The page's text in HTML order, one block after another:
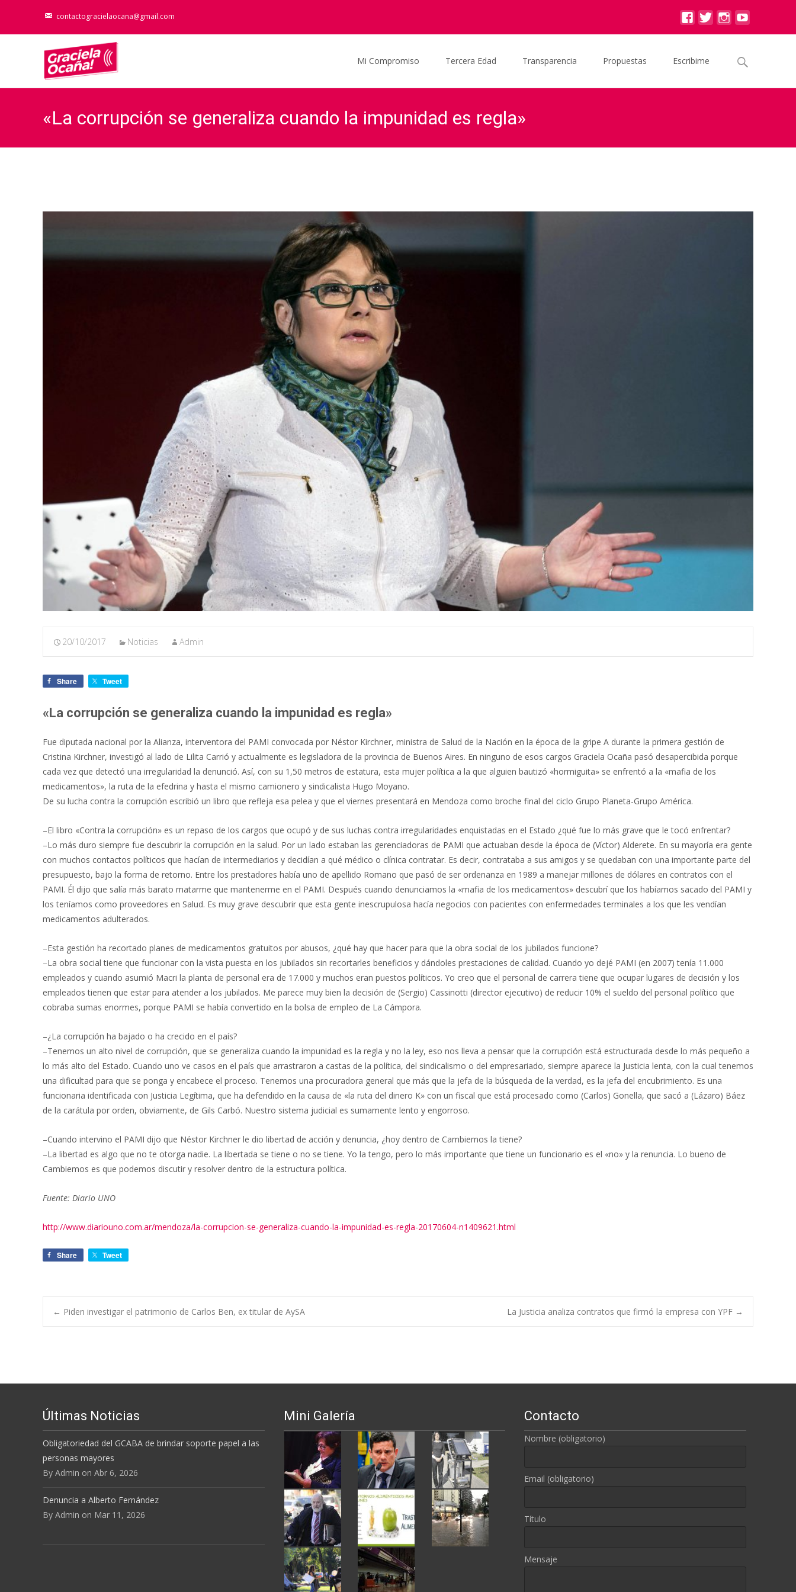
contactogracielaocana@gmail.com
Mi Compromiso
Tercera Edad Transparencia Propuestas Escribime
Buscar
«La corrupción se generaliza cuando la impunidad es regla»
20/10/2017 Noticias Admin
Share Tweet
«La corrupción se generaliza cuando la impunidad es regla»
Fue diputada nacional por la Alianza, interventora del PAMI convocada por Néstor Kirchner, ministra de Salud de la Nación en la época de la gripe A durante la primera gestión de
Cristina Kirchner, investigó al lado de Lilita Carrió y actualmente es legisladora de la provincia de Buenos Aires. En ninguno de esos cargos Graciela Ocaña pasó desapercibida porque
cada vez que detectó una irregularidad la denunció. Así, con su 1,50 metros de estatura, esta mujer política a la que alguien bautizó «hormiguita» se enfrentó a la «mafia de los
medicamentos», la ruta de la efedrina y hasta el mismo camionero y sindicalista Hugo Moyano.
De su lucha contra la corrupción escribió un libro que refleja esa pelea y que el viernes presentará en Mendoza como broche final del ciclo Grupo Planeta-Grupo América.
–El libro «Contra la corrupción» es un repaso de los cargos que ocupó y de sus luchas contra irregularidades enquistadas en el Estado ¿qué fue lo más grave que le tocó enfrentar?
–Lo más duro siempre fue descubrir la corrupción en la salud. Por un lado estaban las gerenciadoras de PAMI que actuaban desde la época de (Víctor) Alderete. En su mayoría era gente
con muchos contactos políticos que hacían de intermediarios y decidían a qué médico o clínica contratar. Es decir, contrataba a sus amigos y se quedaban con una importante parte del
presupuesto, bajo la forma de retorno. Entre los prestadores había uno de apellido Romano que pasó de ser ordenanza en 1989 a manejar millones de dólares en contratos con el
PAMI. Él dijo que salía más barato matarme que mantenerme en el PAMI. Después cuando denunciamos la «mafia de los medicamentos» descubrí que los habíamos sacado del PAMI y
los teníamos como proveedores en Salud. Es muy grave descubrir que esta gente inescrupulosa hacía negocios con pacientes con enfermedades terminales a los que les vendían
medicamentos adulterados.
–Esta gestión ha recortado planes de medicamentos gratuitos por abusos, ¿qué hay que hacer para que la obra social de los jubilados funcione?
–La obra social tiene que funcionar con la vista puesta en los jubilados sin recortarles beneficios y dándoles prestaciones de calidad. Cuando yo dejé PAMI (en 2007) tenía 11.000
empleados y cuando asumió Macri la planta de personal era de 17.000 y muchos eran puestos políticos. Yo creo que el personal de carrera tiene que ocupar lugares de decisión y los
empleados tienen que estar para atender a los jubilados. Me parece muy bien la decisión de (Sergio) Cassinotti (director ejecutivo) de reducir 10% el sueldo del personal político que
cobraba sumas enormes, porque PAMI se había convertido en la bolsa de empleo de La Cámpora.
–¿La corrupción ha bajado o ha crecido en el país?
–Tenemos un alto nivel de corrupción, que se generaliza cuando la impunidad es la regla y no la ley, eso nos lleva a pensar que la corrupción está estructurada desde lo más pequeño a
lo más alto del Estado. Cuando uno ve casos en el país que arrastraron a castas de la política, del sindicalismo o del empresariado, siempre aparece la Justicia lenta, con la cual tenemos
una dificultad para que se ponga y encabece el proceso. Tenemos una procuradora general que más que la jefa de la búsqueda de la verdad, es la jefa del encubrimiento. Es una
funcionaria identificada con Justicia Legítima, que ha defendido en la causa de «la ruta del dinero K» con un fiscal que está procesado como (Carlos) Gonella, que sacó a (Lázaro) Báez
de la carátula por orden, obviamente, de Gils Carbó. Nuestro sistema judicial es sumamente lento y engorroso.
–Cuando intervino el PAMI dijo que Néstor Kirchner le dio libertad de acción y denuncia, ¿hoy dentro de Cambiemos la tiene?
–La libertad es algo que no te otorga nadie. La libertada se tiene o no se tiene. Yo la tengo, pero lo más importante que tiene un funcionario es el «no» y la renuncia. Lo bueno de
Cambiemos es que podemos discutir y resolver dentro de la estructura política.
Fuente: Diario UNO
http://www.diariouno.com.ar/mendoza/la-corrupcion-se-generaliza-cuando-la-impunidad-es-regla-20170604-n1409621.html
Share Tweet
← Piden investigar el patrimonio de Carlos Ben, ex titular de AySA La Justicia analiza contratos que firmó la empresa con YPF →
Últimas Noticias
Obligatoriedad del GCABA de brindar soporte papel a las
personas mayores
By Admin on Abr 6, 2026
Denuncia a Alberto Fernández
By Admin on Mar 11, 2026
Mini Galería Contacto
Nombre (obligatorio)
Email (obligatorio)
Título
Mensaje